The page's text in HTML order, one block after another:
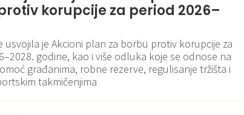
korupcije za period 2026–
usvojila je Akcioni plan za borbu protiv korupcije za
godine, kao i više odluka koje se odnose na
građanima, robne rezerve, regulisanje tržišta i
takmičenjima